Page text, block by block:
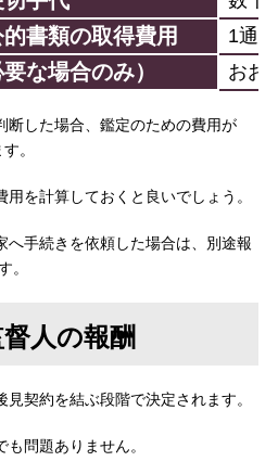
書類の取得費用 1通
な場合のみ） おお
断した場合、鑑定のための費用が
。
を計算しておくと良いでしょう。
へ手続きを依頼した場合は、別途報
。
人の報酬
契約を結ぶ段階で決定されます。
問題ありません。